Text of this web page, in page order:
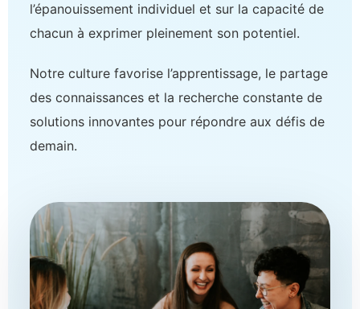
l’épanouissement individuel et sur la capacité de
chacun à exprimer pleinement son potentiel.
Notre culture favorise l’apprentissage, le partage
des connaissances et la recherche constante de
solutions innovantes pour répondre aux défis de
demain.